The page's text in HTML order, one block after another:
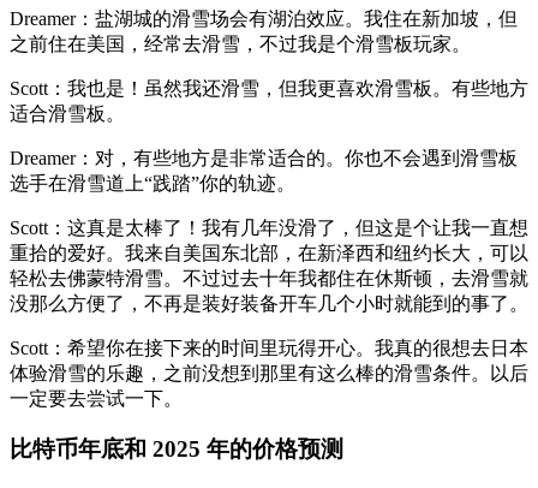
Dreamer：盐湖城的滑雪场会有湖泊效应。我住在新加坡，但
之前住在美国，经常去滑雪，不过我是个滑雪板玩家。
Scott：我也是！虽然我还滑雪，但我更喜欢滑雪板。有些地方
适合滑雪板。
Dreamer：对，有些地方是非常适合的。你也不会遇到滑雪板
选手在滑雪道上“践踏”你的轨迹。
Scott：这真是太棒了！我有几年没滑了，但这是个让我一直想
重拾的爱好。我来自美国东北部，在新泽西和纽约长大，可以
轻松去佛蒙特滑雪。不过过去十年我都住在休斯顿，去滑雪就
没那么方便了，不再是装好装备开车几个小时就能到的事了。
Scott：希望你在接下来的时间里玩得开心。我真的很想去日本
体验滑雪的乐趣，之前没想到那里有这么棒的滑雪条件。以后
一定要去尝试一下。
比特币年底和 2025 年的价格预测